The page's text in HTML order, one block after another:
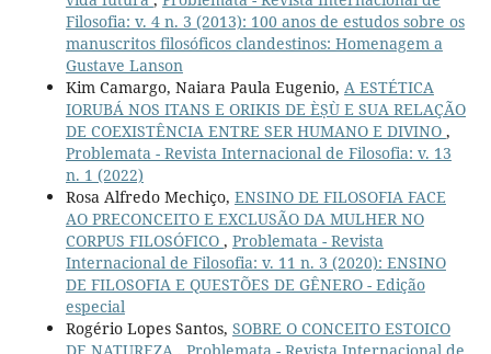
Filosofia: v. 4 n. 3 (2013): 100 anos de estudos sobre os
manuscritos filosóficos clandestinos: Homenagem a
Gustave Lanson
Kim Camargo, Naiara Paula Eugenio, A ESTÉTICA
IORUBÁ NOS ITANS E ORIKIS DE ÈṢÙ E SUA RELAÇÃO
DE COEXISTÊNCIA ENTRE SER HUMANO E DIVINO ,
Problemata - Revista Internacional de Filosofia: v. 13
n. 1 (2022)
Rosa Alfredo Mechiço, ENSINO DE FILOSOFIA FACE
AO PRECONCEITO E EXCLUSÃO DA MULHER NO
CORPUS FILOSÓFICO , Problemata - Revista
Internacional de Filosofia: v. 11 n. 3 (2020): ENSINO
DE FILOSOFIA E QUESTÕES DE GÊNERO - Edição
especial
Rogério Lopes Santos, SOBRE O CONCEITO ESTOICO